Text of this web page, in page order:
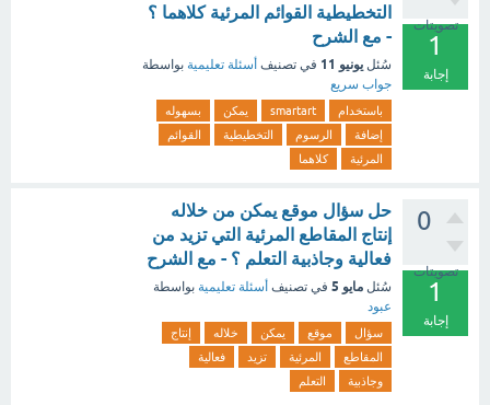
تصويتات
1
إجابة
التخطيطية القوائم المرئية كلاهما ؟
- مع الشرح
سُئل يونيو 11 في تصنيف أسئلة تعليمية بواسطة
جواب سريع
باستخدام smartart يمكن
بسهوله
إضافة
الرسوم التخطيطية
القوائم
المرئية
كلاهما
0
تصويتات
1
إجابة
حل سؤال موقع يمكن من خلاله
إنتاج المقاطع المرئية التي تزيد من
فعالية وجاذبية التعلم ؟ - مع الشرح
سُئل مايو 5 في تصنيف أسئلة تعليمية بواسطة
عبود
سؤال موقع يمكن خلاله
إنتاج
المقاطع
المرئية تزيد
فعالية
وجاذبية
التعلم